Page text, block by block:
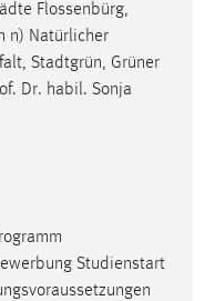
Flossenbürg,
n) Natürlicher
Stadtgrün, Grüner
Dr. habil. Sonja
Studienstart